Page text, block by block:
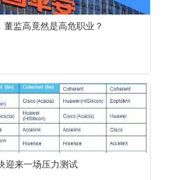
监高竟然是高危职业？
迎来一场压力测试